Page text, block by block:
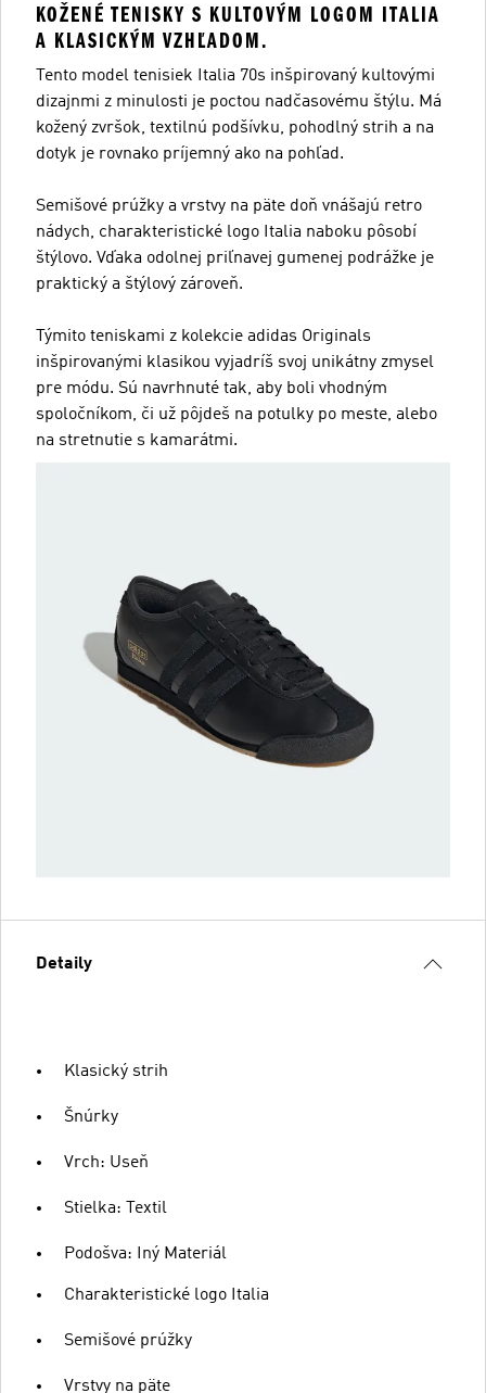
KOŽENÉ TENISKY S KULTOVÝM LOGOM ITALIA
A KLASICKÝM VZHĽADOM.
Tento model tenisiek Italia 70s inšpirovaný kultovými
dizajnmi z minulosti je poctou nadčasovému štýlu. Má
kožený zvršok, textilnú podšívku, pohodlný strih a na
dotyk je rovnako príjemný ako na pohľad.
Semišové prúžky a vrstvy na päte doň vnášajú retro
nádych, charakteristické logo Italia naboku pôsobí
štýlovo. Vďaka odolnej priľnavej gumenej podrážke je
praktický a štýlový zároveň.
Týmito teniskami z kolekcie adidas Originals
inšpirovanými klasikou vyjadríš svoj unikátny zmysel
pre módu. Sú navrhnuté tak, aby boli vhodným
spoločníkom, či už pôjdeš na potulky po meste, alebo
na stretnutie s kamarátmi.
Detaily
Klasický strih
Šnúrky
Vrch: Useň
Stielka: Textil
Podošva: Iný Materiál
Charakteristické logo Italia
Semišové prúžky
Vrstvy na päte